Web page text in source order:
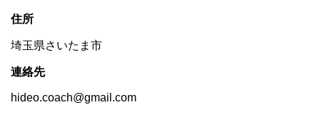
住所
埼玉県さいたま市
連絡先
hideo.coach@gmail.com